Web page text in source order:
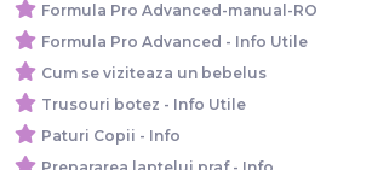
Formula Pro Advanced-manual-RO
Formula Pro Advanced - Info Utile
Cum se viziteaza un bebelus
Trusouri botez - Info Utile
Paturi Copii - Info